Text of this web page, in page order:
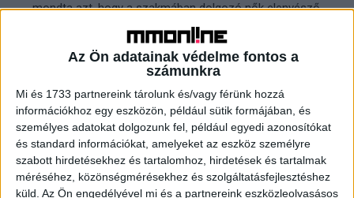
Az Ön adatainak védelme fontos a
számunkra
Mi és 1733 partnereink tárolunk és/vagy férünk hozzá
információkhoz egy eszközön, például sütik formájában, és
személyes adatokat dolgozunk fel, például egyedi azonosítókat
és standard információkat, amelyeket az eszköz személyre
szabott hirdetésekhez és tartalomhoz, hirdetések és tartalmak
méréséhez, közönségmérésekhez és szolgáltatásfejlesztéshez
küld. Az Ön engedélyével mi és a partnereink eszközleolvasásos
mondta azt, hogy a szakmában dolgozó nők elenyésző
száma miatt tartott a tech karriertől.
Az IT-ban dolgozó női döntéshozók csaknem egyharmada
(30%) tapasztalta már napi munkája során, hogy férfiak
akarják kioktatni őket a munkájukról.
10-ből több mint 4 megkérdezett nő (43%) gondolta úgy,
hogy jobban fejlődne egy olyan környezetben, ahol egyenlő
a férfiak és a nők aránya, vagy ahol a nőnemű kollégák
vannak többségben.